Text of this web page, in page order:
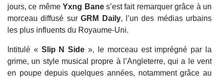
jours, ce mêmeYxng Banes’est fait remarquer grâce à un
morceau diffusé surGRM Daily, l’un des médias urbains
les plus influents du Royaume-Uni.
Intitulé « Slip N Side », le morceau est imprégné par la
grime, un style musical propre à l’Angleterre, qui a le vent
en poupe depuis quelques années, notamment grâce au